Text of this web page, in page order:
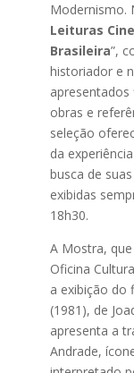
Modernismo.
Leituras
Brasileira”,
historiador e
obras e
seleção
da
busca de
exibidas
18h30.
A Mostra,
Oficina
a exibição do
(1981), de
apresenta a
Andrade,